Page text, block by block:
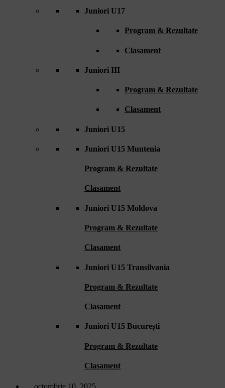
Juniori U17
Program & Rezultate
Clasament
Juniori III
Program & Rezultate
Clasament
Juniori U15
Juniori U15 Muntenia
Program & Rezultate
Clasament
Juniori U15 Moldova
Program & Rezultate
Clasament
Juniori U15 Transilvania
Program & Rezultate
Clasament
Juniori U15 București
Program & Rezultate
Clasament
octombrie 10, 2025